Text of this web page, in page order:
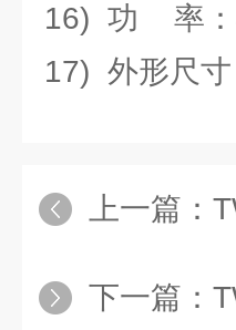
16) 功 率：
17) 外形尺
上一篇：
下一篇：